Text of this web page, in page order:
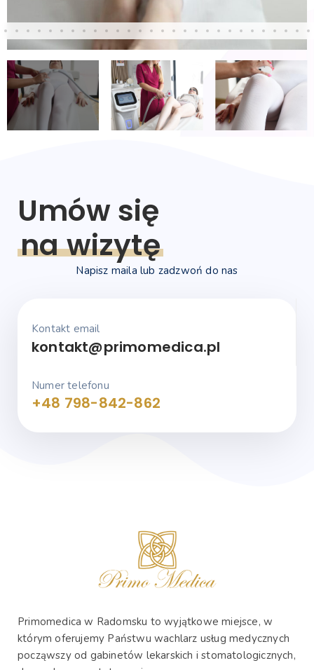
Umów się
na wizytę
Napisz maila lub zadzwoń do nas
Kontakt email
kontakt@primomedica.pl
Numer telefonu
+48 798-842-862
Primomedica w Radomsku to wyjątkowe miejsce, w
którym oferujemy Państwu wachlarz usług medycznych
począwszy od gabinetów lekarskich i stomatologicznych,